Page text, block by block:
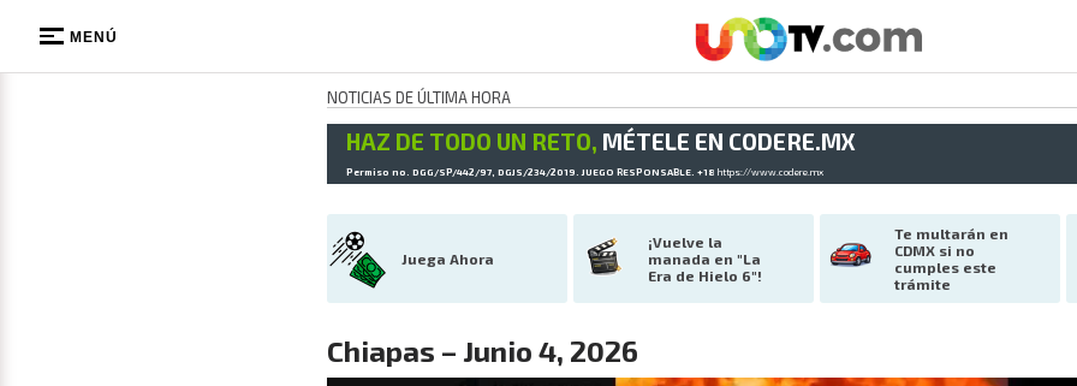
MENÚ
NOTICIAS DE ÚLTIMA HORA
HAZ DE TODO UN RETO, MÉTELE EN CODERE.MX
Permiso no. DGG/SP/442/97, DGJS/234/2019. JUEGO RESPONSABLE. +18 https://www.codere.mx
Juega Ahora
¡Vuelve la
manada en "La
Era de Hielo 6"!
Te multarán en
CDMX si no
cumples este
trámite
Chiapas – Junio 4, 2026